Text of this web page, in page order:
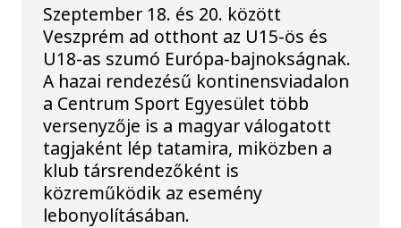
Szeptember 18. és 20. között
Veszprém ad otthont az U15-ös és
U18-as szumó Európa-bajnokságnak.
A hazai rendezésű kontinensviadalon
a Centrum Sport Egyesület több
versenyzője is a magyar válogatott
tagjaként lép tatamira, miközben a
klub társrendezőként is
közreműködik az esemény
lebonyolításában.